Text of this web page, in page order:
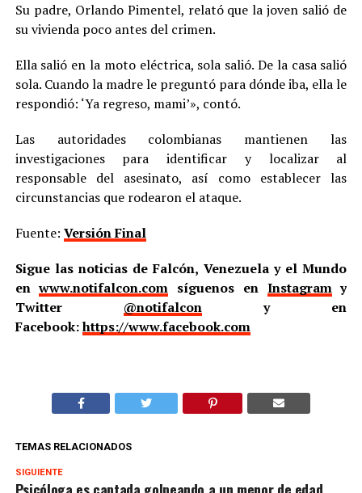
Su padre, Orlando Pimentel, relató que la joven salió de
su vivienda poco antes del crimen.
Ella salió en la moto eléctrica, sola salió. De la casa salió
sola. Cuando la madre le preguntó para dónde iba, ella le
respondió: ‘Ya regreso, mami’», contó.
Las autoridades colombianas mantienen las
investigaciones para identificar y localizar al
responsable del asesinato, así como establecer las
circunstancias que rodearon el ataque.
Fuente: Versión Final
Sigue las noticias de Falcón, Venezuela y el Mundo
enwww.notifalcon.com síguenos en Instagramy
Twitter @notifalcony en
Facebook:https://www.facebook.com
TEMAS RELACIONADOS
SIGUIENTE